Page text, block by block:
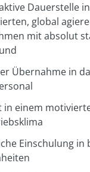
Dauerstelle
global
mit absolut
Übernahme in
in einem
Einschulung in